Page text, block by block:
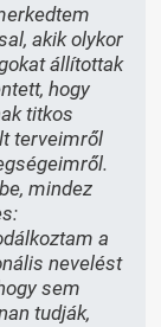
akik olykor
állítottak
hogy
titkos
terveimről
mindez
a
nevelést
sem
tudják,